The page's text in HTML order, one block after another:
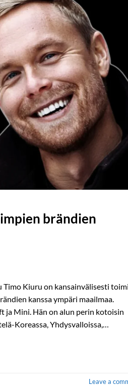
brändien
Timo Kiuru on kansainvälisesti
kanssa ympäri maailmaa.
ja Mini. Hän on alun perin kotoisin
Koreassa, Yhdysvalloissa,…
Leave a